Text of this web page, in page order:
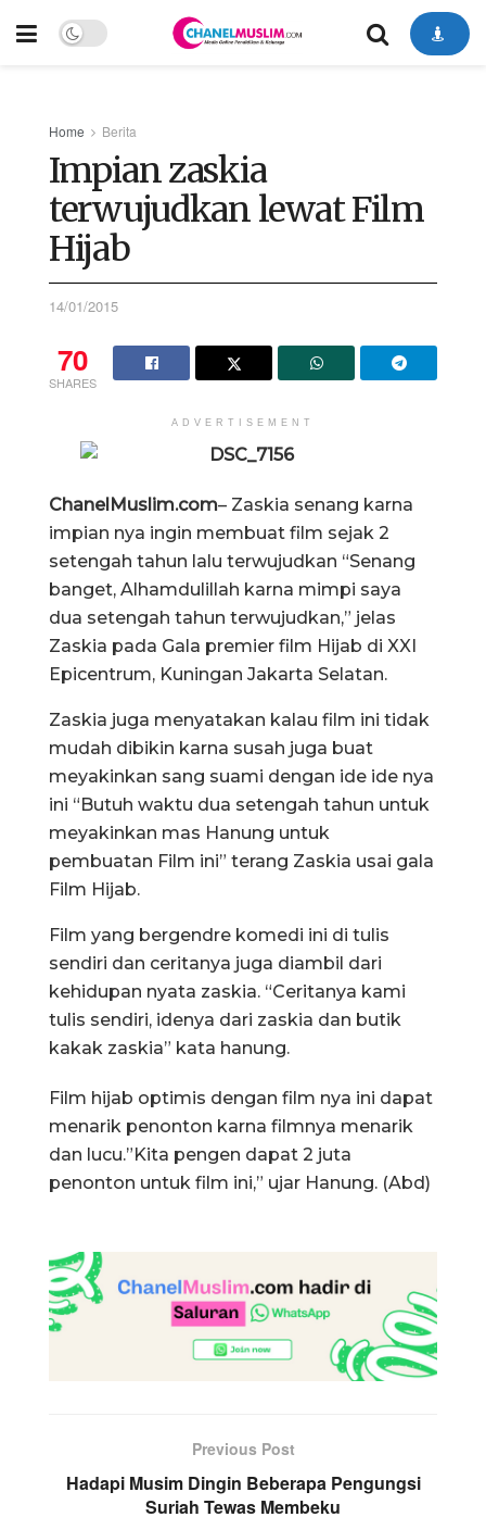
Home Berita
Impian zaskia
terwujudkan lewat Film
Hijab
14/01/2015
70
SHARES
ADVERTISEMENT
ChanelMuslim.com– Zaskia senang karna
impian nya ingin membuat film sejak 2
setengah tahun lalu terwujudkan “Senang
banget, Alhamdulillah karna mimpi saya
dua setengah tahun terwujudkan,” jelas
Zaskia pada Gala premier film Hijab di XXI
Epicentrum, Kuningan Jakarta Selatan.
Zaskia juga menyatakan kalau film ini tidak
mudah dibikin karna susah juga buat
meyakinkan sang suami dengan ide ide nya
ini “Butuh waktu dua setengah tahun untuk
meyakinkan mas Hanung untuk
pembuatan Film ini” terang Zaskia usai gala
Film Hijab.
Film yang bergendre komedi ini di tulis
sendiri dan ceritanya juga diambil dari
kehidupan nyata zaskia. “Ceritanya kami
tulis sendiri, idenya dari zaskia dan butik
kakak zaskia” kata hanung.
Film hijab optimis dengan film nya ini dapat
menarik penonton karna filmnya menarik
dan lucu.”Kita pengen dapat 2 juta
penonton untuk film ini,” ujar Hanung. (Abd)
Previous Post
Hadapi Musim Dingin Beberapa Pengungsi
Suriah Tewas Membeku